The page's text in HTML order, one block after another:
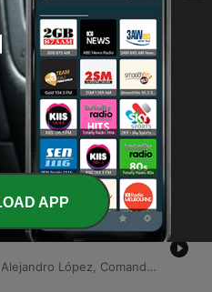
es el presidente, pero
Carolina
Entrevista con la senadora Carolina Corcho sobre la postura del Pacto Histórico frente a la toma de posesión del presidente Abelardo de la Espriella. La senadora explica las razones por las cuales la bancada opositora no asistirá a la ceremonia en Cali, calificando su ausencia como un acto de protesta constitucional ante anuncios presidenciales que considera contrarios a la democracia y a las relaciones internacionales de Colombia. El diálogo aborda también la intención de realizar actos de protesta en el Capitolio Nacional y la controversia generada por las recomendaciones de seguridad de la Policía Nacional. Se discute la tensión entre las medidas preventivas de la fuerza pública para evitar disturbios en Bogotá y el derecho constitucional a la reunión y la opinión parlamentaria.
ley": El drama
sanitaria que
El doctor José Enrique Roviral Tarango, presidente del Colegio Oficial de Médicos de Ceuta, analiza la grave crisis humanitaria y sanitaria que atraviesa la ciudad tras la incursión masiva de migrantes desde Marruecos. El entrevistado describe un escenario de caos inicial con cifras de fallecidos por aplastamiento y ahogamiento, así como las complicaciones médicas actuales derivadas de lesiones, infecciones y el riesgo de enfermedades como el tétano o el cólera. La conversación aborda la precariedad en la atención a menores, los dilemas éticos del personal sanitario ante la falta de tutores legales y la sensación de inseguridad y ausencia del Estado que ha vivido la población local.
detrás de plan con
antes de posesión de De
Entrevista con el General Hugo Alejandro López, Comandante General de las Fuerzas Militares de Colombia, sobre el despliegue de seguridad en el occidente del país. El General detalla los operativos para garantizar la estabilidad durante la posesión del presidente electo Abelardo de la Espriella, destacando la incautación de media tonelada de explosivos en Santander de Quilichao vinculada a estructuras del Gabor Residual del BOJA y el terrorista Mordisco. La conversación aborda las medidas de inteligencia para prevenir ataques con drones, la restricción del espacio aéreo en Cali y el estado de alerta nacional mediante un acuartelamiento de primer grado para proteger las instituciones durante los eventos oficiales.
APP